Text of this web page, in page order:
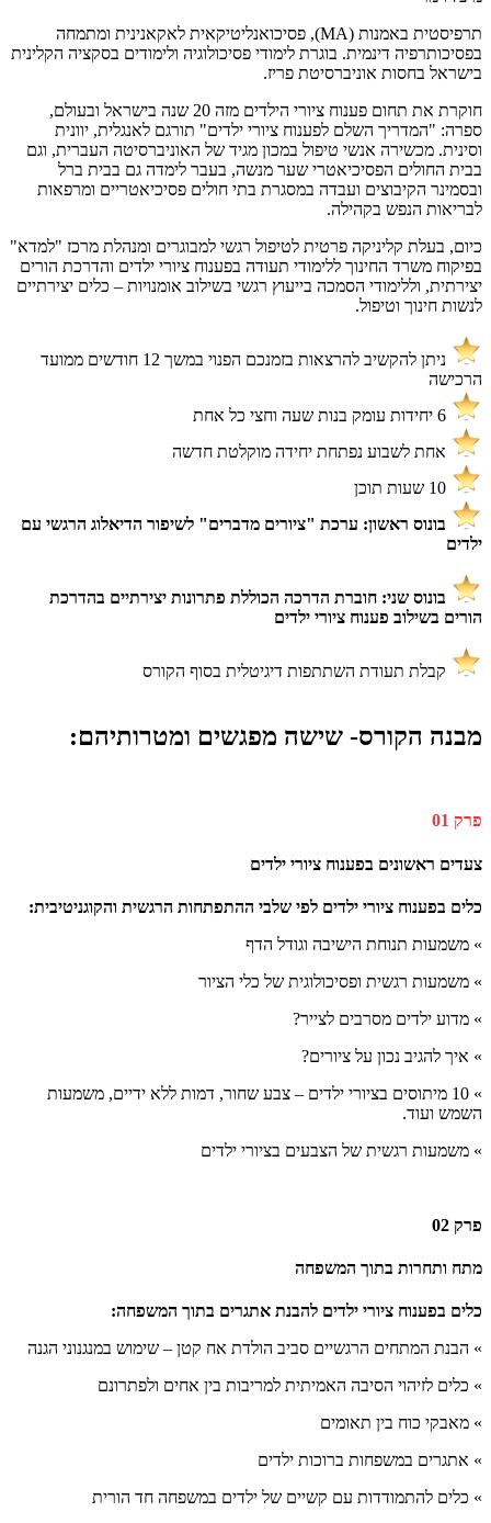
תרפיסטית באמנות (MA), פסיכואנליטיקאית לאקאנינית ומתמחה
בפסיכותרפיה דינמית. בוגרת לימודי פסיכולוגיה ולימודים בסקציה הקלינית
בישראל בחסות אוניברסיטת פריז.
חוקרת את תחום פענוח ציורי הילדים מזה 20 שנה בישראל ובעולם,
ספרה: "המדריך השלם לפענוח ציורי ילדים" תורגם לאנגלית, יוונית
וסינית. מכשירה אנשי טיפול במכון מגיד של האוניברסיטה העברית, וגם
בבית החולים הפסיכיאטרי שער מנשה, בעבר לימדה גם בבית ברל
ובסמינר הקיבוצים ועבדה במסגרת בתי חולים פסיכיאטריים ומרפאות
לבריאות הנפש בקהילה.
כיום, בעלת קליניקה פרטית לטיפול רגשי למבוגרים ומנהלת מרכז "למדא"
בפיקוח משרד החינוך ללימודי תעודה בפענוח ציורי ילדים והדרכת הורים
יצירתית, וללימודי הסמכה בייעוץ רגשי בשילוב אומנויות – כלים יצירתיים
לנשות חינוך וטיפול.
ניתן להקשיב להרצאות בזמנכם הפנוי במשך 12 חודשים ממועד
הרכישה
אחת לשבוע נפתחת יחידה מוקלטת חדשה
בונוס ראשון: ערכת "ציורים מדברים" לשיפור הדיאלוג הרגשי עם
ילדים
בונוס שני: חוברת הדרכה הכוללת פתרונות יצירתיים בהדרכת
הורים בשילוב פענוח ציורי ילדים
קבלת תעודת השתתפות דיגיטלית בסוף הקורס
מבנה הקורס- שישה מפגשים ומטרותיהם:
פרק 01
צעדים ראשונים בפענוח ציורי ילדים
כלים בפענוח ציורי ילדים לפי שלבי ההתפתחות הרגשית והקוגניטיבית:
» משמעות תנוחת הישיבה וגודל הדף
» משמעות רגשית ופסיכולוגית של כלי הציור
» מדוע ילדים מסרבים לצייר?
» איך להגיב נכון על ציורים?
»
10 מיתוסים בציורי ילדים – צבע שחור, דמות ללא ידיים, משמעות
השמש ועוד.
» משמעות רגשית של הצבעים בציורי ילדים
פרק 02
מתח ותחרות בתוך המשפחה
כלים בפענוח ציורי ילדים להבנת אתגרים בתוך המשפחה:
» הבנת המתחים הרגשיים סביב הולדת אח קטן – שימוש במנגנוני הגנה
» כלים לזיהוי הסיבה האמיתית למריבות בין אחים ולפתרונם
» מאבקי כוח בין תאומים
» אתגרים במשפחות ברוכות ילדים
» כלים להתמודדות עם קשיים של ילדים במשפחה חד הורית